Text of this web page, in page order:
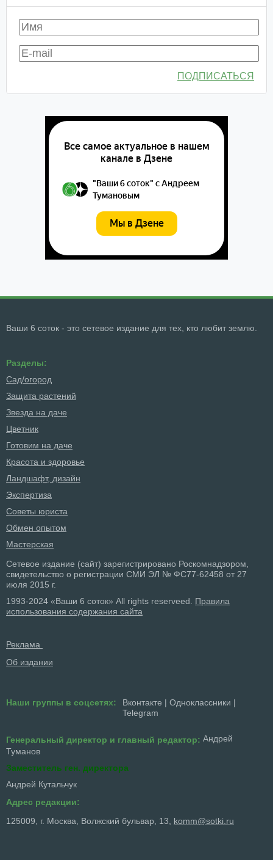
ПОДПИСАТЬСЯ
Ваши 6 соток - это сетевое издание для тех, кто любит землю.
Разделы:
Сад/огород
Защита растений
Звезда на даче
Цветник
Готовим на даче
Красота и здоровье
Ландшафт, дизайн
Экспертиза
Советы юриста
Обмен опытом
Мастерская
Сетевое издание (сайт) зарегистрировано Роскомнадзором,
свидетельство о регистрации СМИ ЭЛ № ФС77-62458 от 27
июля 2015 г.
1993-2024 «Ваши 6 соток» All rights reserveed. Правила
использования содержания сайта
Реклама
Об издании
Наши группы в соцсетях: Вконтакте | Одноклассники |
Telegram
Генеральный директор и главный редактор: Андрей
Туманов
Заместитель ген. директора
Андрей Кутальчук
Адрес редакции:
125009, г. Москва, Волжский бульвар, 13, komm@sotki.ru